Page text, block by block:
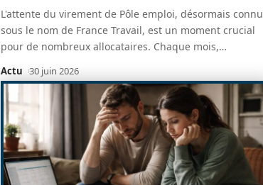
L'attente du virement de Pôle emploi, désormais connu
sous le nom de France Travail, est un moment crucial
pour de nombreux allocataires. Chaque mois,…
Actu 30 juin 2026